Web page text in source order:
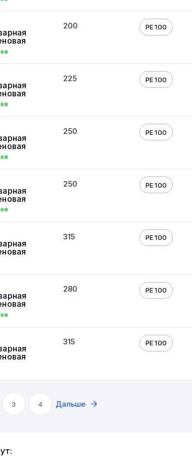
200 PE 100
225 PE 100
250 PE 100
250 PE 100
315 PE 100
280 PE 100
315 PE 100
3 4 Дальше